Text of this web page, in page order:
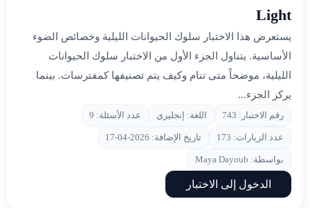
Light
يستعرض هذا الاختبار سلوك الحيوانات الليلية وخصائص الضوء
الأساسية. يتناول الجزء الأول من الاختبار سلوك الحيوانات
الليلية، موضحاً متى تنام وكيف يتم تصنيفها كمفترسات. بينما
يركز الجزء...
رقم الاختبار: 743 اللغة: إنجليزي عدد الأسئلة: 9
عدد الزيارات: 173 تاريخ الإضافة: 2026-04-17
بواسطة: Maya Dayoub
الدخول إلى الاختبار